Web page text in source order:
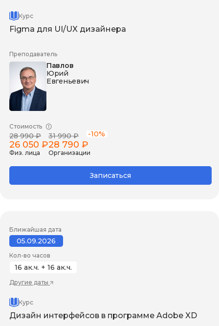
Курс
Figma для UI/UX дизайнера
Преподаватель
Павлов
Юрий
Евгеньевич
Стоимость
28 990 ₽
26 050 ₽
Физ. лица
31 990 ₽ -10%
28 790 ₽
Организации
Записаться
Ближайшая дата
05.09.2026
Кол-во часов
16 ак.ч. + 16 ак.ч.
Другие даты
Курс
Дизайн интерфейсов в программе Adobe XD